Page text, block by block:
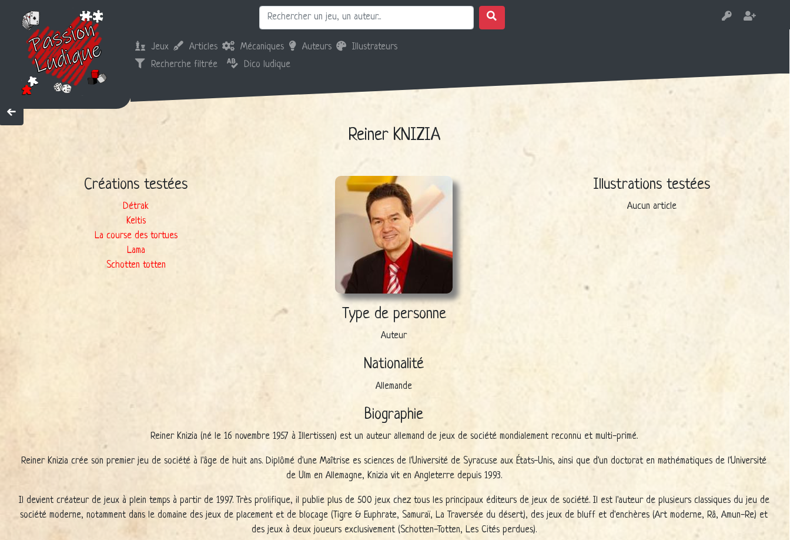
Jeux Articles Mécaniques Auteurs
Illustrateurs
Recherche filtrée
Dico ludique
Reiner KNIZIA
Créations testées
Détrak
Keltis
La course des tortues
Lama
Schotten totten
Illustrations testées
Aucun article
Type de personne
Auteur
Nationalité
Allemande
Biographie
Reiner Knizia (né le 16 novembre 1957 à Illertissen) est un auteur allemand de jeux de société mondialement reconnu et multi-primé.
Reiner Knizia crée son premier jeu de société à l'âge de huit ans. Diplômé d'une Maîtrise es sciences de l'Université de Syracuse aux États-Unis, ainsi que d'un doctorat en mathématiques de l'Université
de Ulm en Allemagne, Knizia vit en Angleterre depuis 1993.
Il devient créateur de jeux à plein temps à partir de 1997. Très prolifique, il publie plus de 500 jeux chez tous les principaux éditeurs de jeux de société. Il est l'auteur de plusieurs classiques du jeu de
société moderne, notamment dans le domaine des jeux de placement et de blocage (Tigre & Euphrate, Samuraï, La Traversée du désert), des jeux de bluff et d'enchères (Art moderne, Râ, Amun-Re) et
des jeux à deux joueurs exclusivement (Schotten-Totten, Les Cités perdues).